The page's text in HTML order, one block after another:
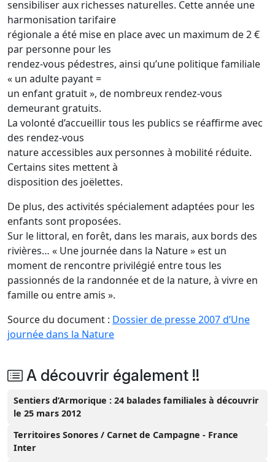
sensibiliser aux richesses naturelles. Cette année une
harmonisation tarifaire
régionale a été mise en place avec un maximum de 2 €
par personne pour les
rendez-vous pédestres, ainsi qu’une politique familiale
« un adulte payant =
un enfant gratuit », de nombreux rendez-vous
demeurant gratuits.
La volonté d’accueillir tous les publics se réaffirme avec
des rendez-vous
nature accessibles aux personnes à mobilité réduite.
Certains sites mettent à
disposition des joëlettes.
De plus, des activités spécialement adaptées pour les
enfants sont proposées.
Sur le littoral, en forêt, dans les marais, aux bords des
rivières… « Une journée dans la Nature » est un
moment de rencontre privilégié entre tous les
passionnés de la randonnée et de la nature, à vivre en
famille ou entre amis ».
Source du document : Dossier de presse 2007 d’Une
journée dans la Nature
A découvrir également !!
Sentiers d’Armorique : 24 balades familiales à découvrir
le 25 mars 2012
Territoires Sonores / Carnet de Campagne - France
Inter